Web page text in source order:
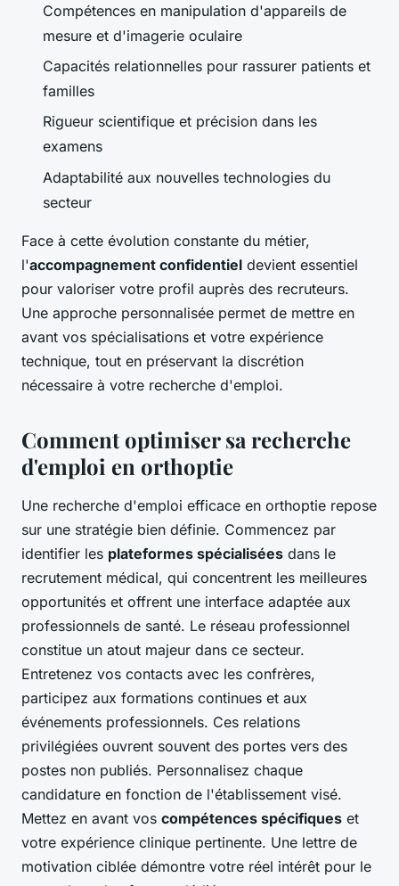
Compétences en manipulation d'appareils de
mesure et d'imagerie oculaire
Capacités relationnelles pour rassurer patients et
familles
Rigueur scientifique et précision dans les
examens
Adaptabilité aux nouvelles technologies du
secteur
Face à cette évolution constante du métier,
l'accompagnement confidentiel devient essentiel
pour valoriser votre profil auprès des recruteurs.
Une approche personnalisée permet de mettre en
avant vos spécialisations et votre expérience
technique, tout en préservant la discrétion
nécessaire à votre recherche d'emploi.
Comment optimiser sa recherche
d'emploi en orthoptie
Une recherche d'emploi efficace en orthoptie repose
sur une stratégie bien définie. Commencez par
identifier les plateformes spécialisées dans le
recrutement médical, qui concentrent les meilleures
opportunités et offrent une interface adaptée aux
professionnels de santé. Le réseau professionnel
constitue un atout majeur dans ce secteur.
Entretenez vos contacts avec les confrères,
participez aux formations continues et aux
événements professionnels. Ces relations
privilégiées ouvrent souvent des portes vers des
postes non publiés. Personnalisez chaque
candidature en fonction de l'établissement visé.
Mettez en avant vos compétences spécifiques et
votre expérience clinique pertinente. Une lettre de
motivation ciblée démontre votre réel intérêt pour le